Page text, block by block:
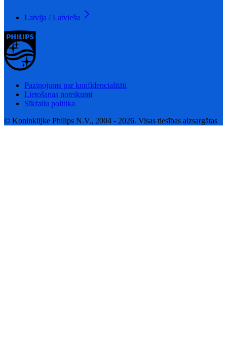
Latvija / Latviešu
Paziņojums par konfidencialitāti
Lietošanas noteikumi
Sīkfailu politika
© Koninklijke Philips N.V., 2004 - 2026. Visas tiesības aizsargātas